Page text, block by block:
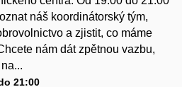
náš koordinátorský tým,
a zjistit, co máme
nám dát zpětnou vazbu,
21:00